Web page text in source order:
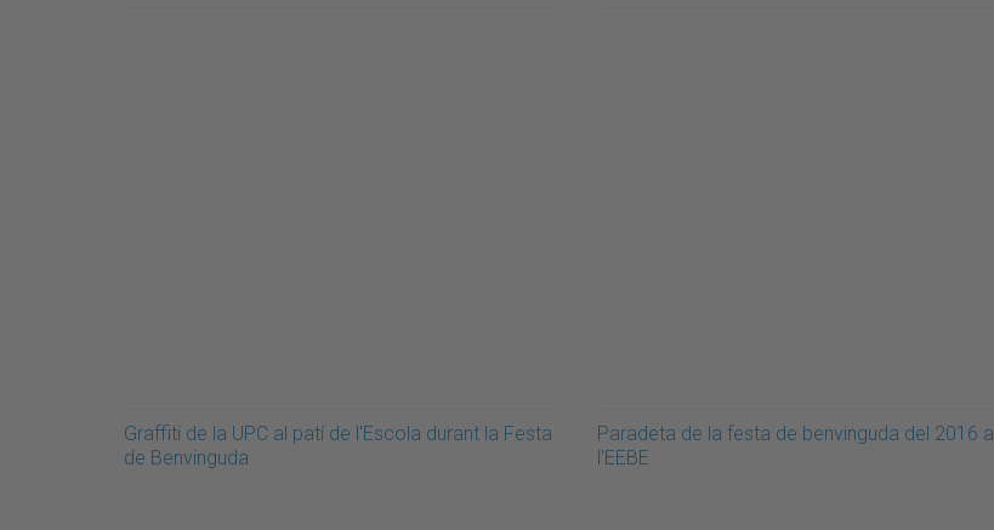
Graffiti de la UPC al patí de l'Escola durant la Festa
de Benvinguda
Paradeta de la festa de benvinguda del 2016 a
l'EEBE